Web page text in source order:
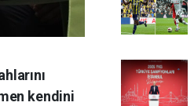
kendini